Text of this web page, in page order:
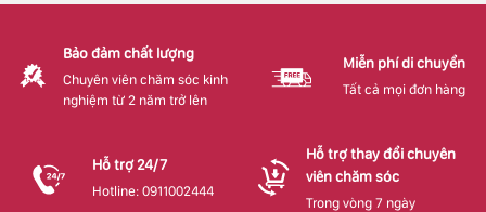
Bảo đảm chất lượng
Chuyên viên chăm sóc kinh
nghiệm từ 2 năm trở lên
Miễn phí di chuyển
Tất cả mọi đơn hàng
Hỗ trợ 24/7
Hotline: 0911002444
Hỗ trợ thay đổi chuyên
viên chăm sóc
Trong vòng 7 ngày